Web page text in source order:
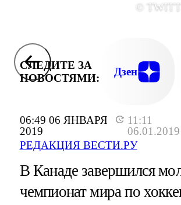
06:49 06 ЯНВАРЯ
2019
11:11
06.01.2019
РЕДАКЦИЯ ВЕСТИ.РУ
©
СЛЕДИТЕ ЗА
НОВОСТЯМИ:
Дзен
В Канаде завершился
чемпионат мира по